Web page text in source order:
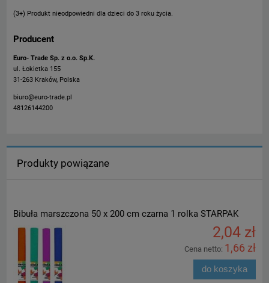
(3+) Produkt nieodpowiedni dla dzieci do 3 roku życia.
Producent
Euro- Trade Sp. z o.o. Sp.K.
ul. Łokietka 155
31-263 Kraków, Polska
biuro@euro-trade.pl
48126144200
Produkty powiązane
Bibuła marszczona 50 x 200 cm czarna 1 rolka STARPAK
2,04 zł
Cena netto: 1,66 zł
do koszyka